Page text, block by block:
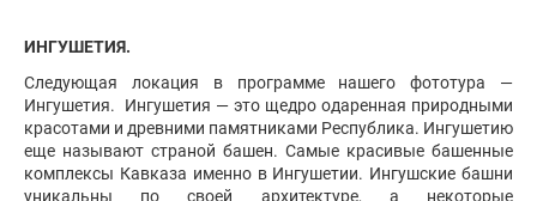
ИНГУШЕТИЯ.
Следующая локация в программе нашего фототура —
Ингушетия. Ингушетия — это щедро одаренная природными
красотами и древними памятниками Республика. Ингушетию
еще называют страной башен. Самые красивые башенные
комплексы Кавказа именно в Ингушетии. Ингушские башни
уникальны по своей архитектуре, а некоторые